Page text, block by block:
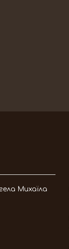
Михаїла